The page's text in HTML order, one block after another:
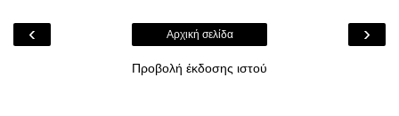
‹ ›
Αρχική σελίδα
Προβολή έκδοσης ιστού